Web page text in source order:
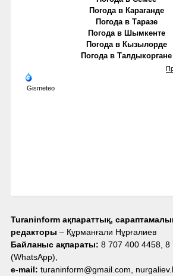
Погода в Караганде
Погода в Таразе
Погода в Шымкенте
Погода в Кызылорде
Погода в Талдыкоргане
Gismeteo
Turaninform ақпараттық,
редакторы – Құрманғали Нұрғалиев
Байланыс ақпараты: 8 707 400 4458, 8
(WhatsApp),
e-mail: turaninform@gmail.com,